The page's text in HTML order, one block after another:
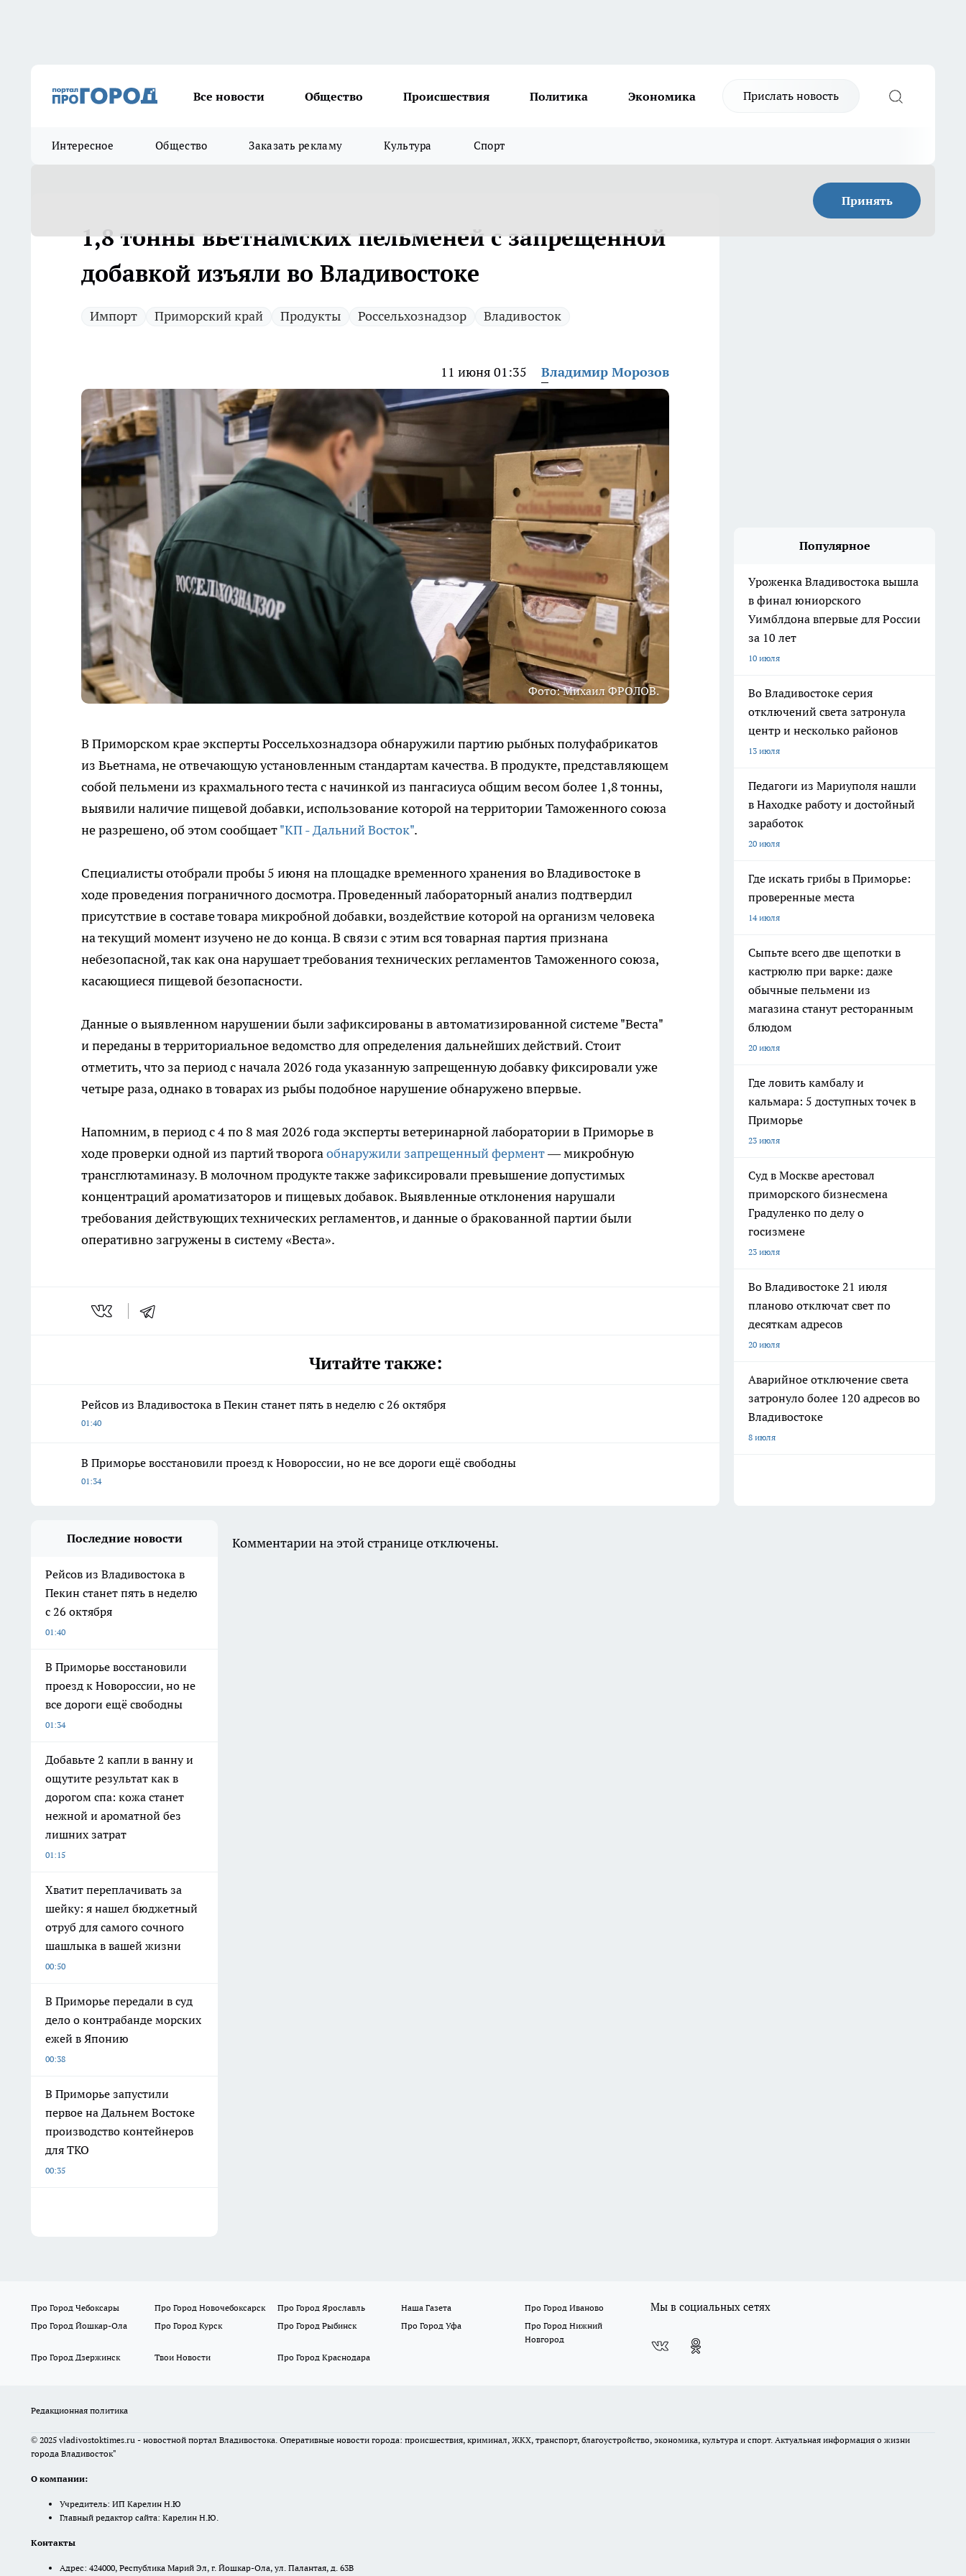
Все новости Общество Происшествия Политика Экономика Прислать новость
Интересное Общество Заказать рекламу Культура Спорт
Принять
1,8 тонны вьетнамских пельменей с запрещенной
добавкой изъяли во Владивостоке
Импорт Приморский край Продукты Россельхознадзор Владивосток
11 июня 01:35 Владимир Морозов
Фото: Михаил ФРОЛОВ.
В Приморском крае эксперты Россельхознадзора обнаружили партию рыбных полуфабрикатов
из Вьетнама, не отвечающую установленным стандартам качества. В продукте, представляющем
собой пельмени из крахмального теста с начинкой из пангасиуса общим весом более 1,8 тонны,
выявили наличие пищевой добавки, использование которой на территории Таможенного союза
не разрешено, об этом сообщает"КП - Дальний Восток".
Специалисты отобрали пробы 5 июня на площадке временного хранения во Владивостоке в
ходе проведения пограничного досмотра. Проведенный лабораторный анализ подтвердил
присутствие в составе товара микробной добавки, воздействие которой на организм человека
на текущий момент изучено не до конца. В связи с этим вся товарная партия признана
небезопасной, так как она нарушает требования технических регламентов Таможенного союза,
касающиеся пищевой безопасности.
Данные о выявленном нарушении были зафиксированы в автоматизированной системе "Веста"
и переданы в территориальное ведомство для определения дальнейших действий. Стоит
отметить, что за период с начала 2026 года указанную запрещенную добавку фиксировали уже
четыре раза, однако в товарах из рыбы подобное нарушение обнаружено впервые.
Напомним, в период с 4 по 8 мая 2026 года эксперты ветеринарной лаборатории в Приморье в
ходе проверки одной из партий творогаобнаружили запрещенный фермент— микробную
трансглютаминазу. В молочном продукте также зафиксировали превышение допустимых
концентраций ароматизаторов и пищевых добавок. Выявленные отклонения нарушали
требования действующих технических регламентов, и данные о бракованной партии были
оперативно загружены в систему «Веста».
Читайте также:
Рейсов из Владивостока в Пекин станет пять в неделю с 26 октября
01:40
В Приморье восстановили проезд к Новороссии, но не все дороги ещё свободны
01:34
Популярное
Уроженка Владивостока вышла
в финал юниорского
Уимблдона впервые для России
за 10 лет
10 июля
Во Владивостоке серия
отключений света затронула
центр и несколько районов
13 июля
Педагоги из Мариуполя нашли
в Находке работу и достойный
заработок
20 июля
Где искать грибы в Приморье:
проверенные места
14 июля
Сыпьте всего две щепотки в
кастрюлю при варке: даже
обычные пельмени из
магазина станут ресторанным
блюдом
20 июля
Где ловить камбалу и
кальмара: 5 доступных точек в
Приморье
23 июля
Суд в Москве арестовал
приморского бизнесмена
Градуленко по делу о
госизмене
23 июля
Во Владивостоке 21 июля
планово отключат свет по
десяткам адресов
20 июля
Аварийное отключение света
затронуло более 120 адресов во
Владивостоке
8 июля
Последние новости
Рейсов из Владивостока в
Пекин станет пять в неделю
с 26 октября
01:40
В Приморье восстановили
проезд к Новороссии, но не
все дороги ещё свободны
01:34
Добавьте 2 капли в ванну и
ощутите результат как в
дорогом спа: кожа станет
нежной и ароматной без
лишних затрат
01:15
Хватит переплачивать за
шейку: я нашел бюджетный
отруб для самого сочного
шашлыка в вашей жизни
00:50
В Приморье передали в суд
дело о контрабанде морских
ежей в Японию
00:38
В Приморье запустили
первое на Дальнем Востоке
производство контейнеров
для ТКО
00:35
Комментарии на этой странице отключены.
Про Город Чебоксары Про Город Новочебоксарск Про Город Ярославль Наша Газета
Про Город Иваново
Про Город Йошкар-Ола
Про Город Курск Про Город Рыбинск Про Город Уфа
Про Город Нижний
Новгород
Про Город Дзержинск
Твои Новости Про Город Краснодара
Мы в социальных сетях
Редакционная политика
© 2025 vladivostoktimes.ru - новостной портал Владивостока. Оперативные новости города: происшествия, криминал, ЖКХ, транспорт, благоустройство, экономика, культура и спорт. Актуальная информация о жизни
города Владивосток"
О компании:
Учредитель: ИП Карелин Н.Ю
Главный редактор сайта: Карелин Н.Ю.
Контакты
Адрес: 424000, Республика Марий Эл, г. Йошкар-Ола, ул. Палантая, д. 63В